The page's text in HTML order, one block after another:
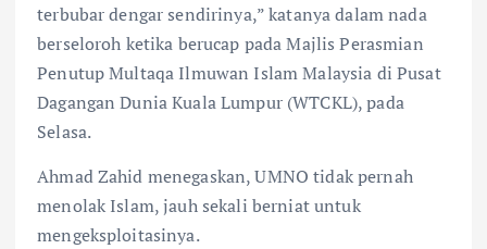
terbubar dengar sendirinya,” katanya dalam nada
berseloroh ketika berucap pada Majlis Perasmian
Penutup Multaqa Ilmuwan Islam Malaysia di Pusat
Dagangan Dunia Kuala Lumpur (WTCKL), pada
Selasa.
Ahmad Zahid menegaskan, UMNO tidak pernah
menolak Islam, jauh sekali berniat untuk
mengeksploitasinya.